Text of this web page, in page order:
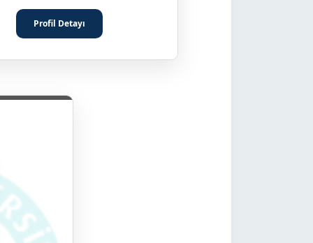
Profil Detayı